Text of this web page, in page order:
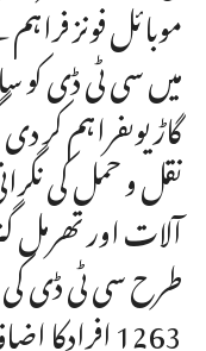
موبائل فونز
میں سی ٹی ڈی
گاڑیوںفراہم کر
نقل و حمل کی
آلات اور تھرمل
طرح سی ٹی ڈی کی
1263